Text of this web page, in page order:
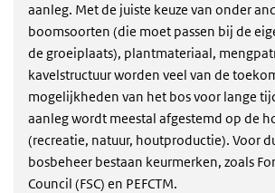
aanleg. Met de juiste keuze van onder
boomsoorten (die moet passen bij de
de groeiplaats), plantmateriaal,
kavelstructuur worden veel van de
mogelijkheden van het bos voor lange
aanleg wordt meestal afgestemd op de
(recreatie, natuur, houtproductie). Voor
bosbeheer bestaan keurmerken, zoals
Council (FSC) en PEFCTM.